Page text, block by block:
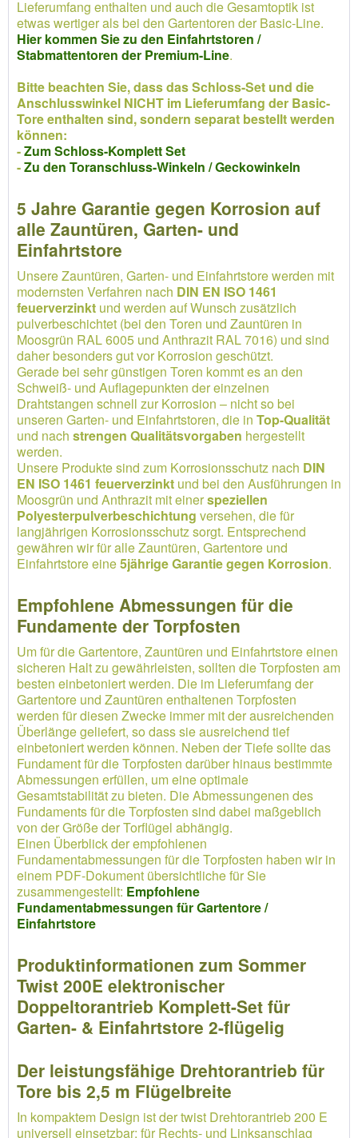
Lieferumfang enthalten und auch die Gesamtoptik ist
etwas wertiger als bei den Gartentoren der Basic-Line.
Hier kommen Sie zu den Einfahrtstoren /
Stabmattentoren der Premium-Line.
Bitte beachten Sie, dass das Schloss-Set und die
Anschlusswinkel NICHT im Lieferumfang der Basic-
Tore enthalten sind, sondern separat bestellt werden
können:
-Zum Schloss-Komplett Set
-Zu den Toranschluss-Winkeln / Geckowinkeln
5 Jahre Garantie gegen Korrosion auf
alle Zauntüren, Garten- und
Einfahrtstore
Unsere Zauntüren, Garten- und Einfahrtstore werden mit
modernsten Verfahren nach DIN EN ISO 1461
feuerverzinkt und werden auf Wunsch zusätzlich
pulverbeschichtet (bei den Toren und Zauntüren in
Moosgrün RAL 6005 und Anthrazit RAL 7016) und sind
daher besonders gut vor Korrosion geschützt.
Gerade bei sehr günstigen Toren kommt es an den
Schweiß- und Auflagepunkten der einzelnen
Drahtstangen schnell zur Korrosion – nicht so bei
unseren Garten- und Einfahrtstoren, die in Top-Qualität
und nach strengen Qualitätsvorgaben hergestellt
werden.
Unsere Produkte sind zum Korrosionsschutz nach DIN
EN ISO 1461 feuerverzinkt und bei den Ausführungen in
Moosgrün und Anthrazit mit einerspeziellen
Polyesterpulverbeschichtung versehen, die für
langjährigen Korrosionsschutz sorgt. Entsprechend
gewähren wir für alle Zauntüren, Gartentore und
Einfahrtstore eine5jährige Garantie gegen Korrosion.
Empfohlene Abmessungen für die
Fundamente der Torpfosten
Um für die Gartentore, Zauntüren und Einfahrtstore einen
sicheren Halt zu gewährleisten, sollten die Torpfosten am
besten einbetoniert werden. Die im Lieferumfang der
Gartentore und Zauntüren enthaltenen Torpfosten
werden für diesen Zwecke immer mit der ausreichenden
Überlänge geliefert, so dass sie ausreichend tief
einbetoniert werden können. Neben der Tiefe sollte das
Fundament für die Torpfosten darüber hinaus bestimmte
Abmessungen erfüllen, um eine optimale
Gesamtstabilität zu bieten. Die Abmessungenen des
Fundaments für die Torpfosten sind dabei maßgeblich
von der Größe der Torflügel abhängig.
Einen Überblick der empfohlenen
Fundamentabmessungen für die Torpfosten haben wir in
einem PDF-Dokument übersichtliche für Sie
zusammengestellt: Empfohlene
Fundamentabmessungen für Gartentore /
Einfahrtstore
Produktinformationen zum Sommer
Twist 200E elektronischer
Doppeltorantrieb Komplett-Set für
Garten- & Einfahrtstore 2-flügelig
Der leistungsfähige Drehtorantrieb für
Tore bis 2,5 m Flügelbreite
In kompaktem Design ist der twist Drehtorantrieb 200 E
universell einsetzbar: für Rechts- und Linksanschlag